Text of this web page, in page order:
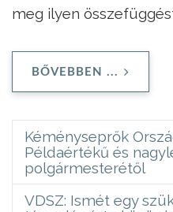
meg ilyen
BŐVEBBEN ...
Kéményseprők
Példaértékű és
polgármesterétől
VDSZ: Ismét egy